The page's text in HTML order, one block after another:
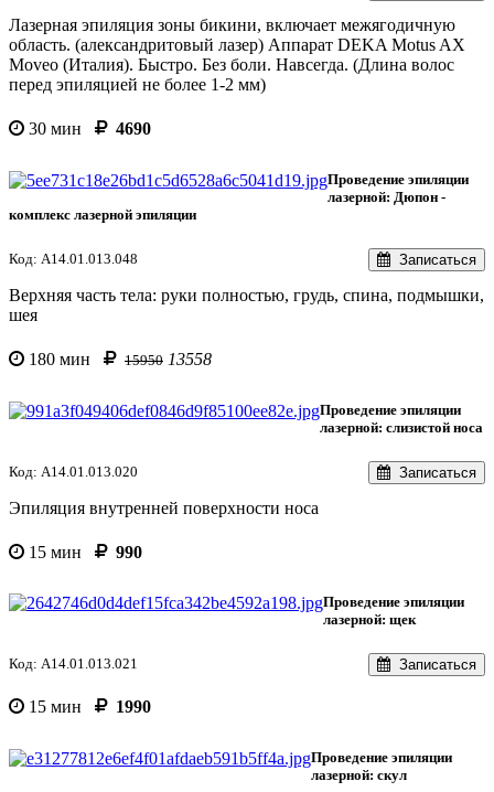
Лазерная эпиляция зоны бикини, включает межягодичную
область. (александритовый лазер) Аппарат DEKA Motus AX
Moveo (Италия). Быстро. Без боли. Навсегда. (Длина волос
перед эпиляцией не более 1-2 мм)
30 мин 4690
Проведение эпиляции
лазерной: Дюпон -
комплекс лазерной эпиляции
Код: A14.01.013.048 Записаться
Верхняя часть тела: руки полностью, грудь, спина, подмышки,
шея
180 мин 15950 13558
Проведение эпиляции
лазерной: слизистой носа
Код: A14.01.013.020 Записаться
Эпиляция внутренней поверхности носа
15 мин 990
Проведение эпиляции
лазерной: щек
Код: A14.01.013.021 Записаться
15 мин 1990
Проведение эпиляции
лазерной: скул